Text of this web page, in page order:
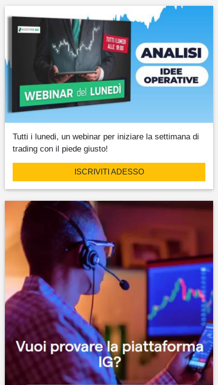
Tutti i lunedi, un webinar per iniziare la settimana di
trading con il piede giusto!
ISCRIVITI ADESSO